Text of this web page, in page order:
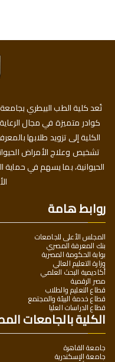
تُعد كلية الطب البيطري
كوادر متميزة في مجال
الكلية إلى تزويد طلابها
تشخيص وعلاج الأمراض
الحيوانية، بما يسهم في حماية
روابط هامة
المجلس الأعلى للجامعات
بنك المعرفة المصري
بوابة الحكومة المصرية
وزارة التعليم العالي
أكاديمية البحث العلمي
مصر الرقمية
قطاع التعليم والطلاب
قطاع خدمة البيئة والمجتمع
قطاع الدراسات العليا
الكلية بالجامعات
جامعة القاهرة
جامعة الإسكندرية